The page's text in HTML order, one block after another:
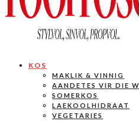
KOS
MAKLIK & VINNIG
AANDETES VIR DIE
SOMERKOS
LAEKOOLHIDRAAT
VEGETARIES